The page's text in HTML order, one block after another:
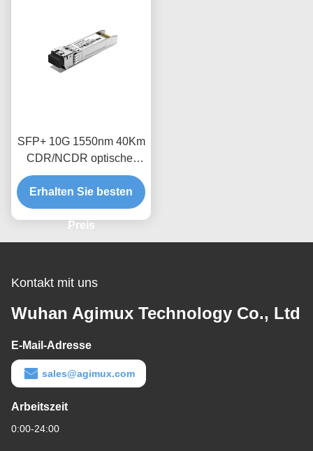
SFP+ 10G 1550nm 40Km
CDR/NCDR optischer
Empfängermodul
Erhalten Sie besten
Preis
Kontakt mit uns
Wuhan Agimux Technology Co., Ltd
E-Mail-Adresse
sales@agimux.com
Arbeitszeit
0:00-24:00